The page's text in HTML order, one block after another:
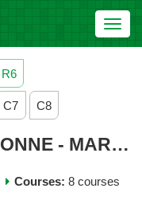
R6
C7 C8
R3 - LES SABLES D OLONNE - MARDI 02 JUIN 2026
Courses: 8 courses